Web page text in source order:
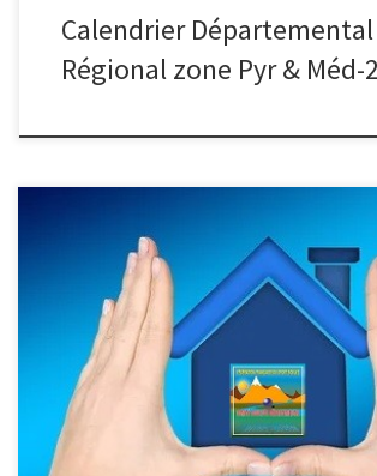
Calendrier Départemental
Régional zone Pyr & Méd-
Bienvenue sur le site des Hautes Pyrénées
visiteurs, Le C.B.D vous souhaite la Bienvenue,
dans notre discipline est indispensable, aussi
écoute, ce nouveau Site qui viens d’être élaboré
remplacement du précédant que vous avaient eu
parcourir, celui-ci […]